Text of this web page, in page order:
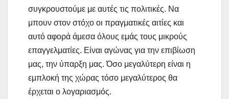
συγκρουστούμε με αυτές τις πολιτικές. Να
μπουν στον στόχο οι πραγματικές αιτίες και
αυτό αφορά άμεσα όλους εμάς τους μικρούς
επαγγελματίες. Είναι αγώνας για την επιβίωση
μας, την ύπαρξη μας. Όσο μεγαλύτερη είναι η
εμπλοκή της χώρας τόσο μεγαλύτερος θα
έρχεται ο λογαριασμός.